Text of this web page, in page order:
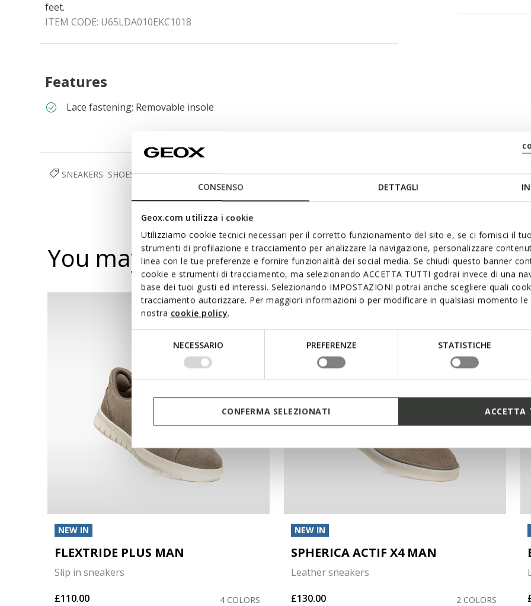
CONSENSO DETTAGLI
Geox.com utilizza i cookie
Utilizziamo cookie tecnici necessari per il corretto funzionamento del sito e, se ci fornisci il
strumenti di profilazione e tracciamento per analizzare la navigazione, personalizzare
linea con le tue preferenze e fornire funzionalità dei social media. Se chiudi questo banner
cookie e strumenti di tracciamento, ma selezionando ACCETTA TUTTI godrai invece di una
base dei tuoi gusti ed interessi. Selezionando IMPOSTAZIONI potrai anche scegliere quali
tracciamento autorizzare. Per maggiori informazioni o per modificare in qualsiasi momento
nostra cookie policy.
NECESSARIO PREFERENZE STATISTICHE
CONFERMA SELEZIONATI ACCETTA
feet.
ITEM CODE: U65LDA010EKC1018
Features
Lace fastening; Removable insole
SNEAKERS SHOES MAN
You may also like
NEW IN
FLEXTRIDE PLUS MAN
Slip in sneakers
£110.00
4 COLORS
NEW IN
SPHERICA ACTIF X4 MAN
Leather sneakers
£130.00
2 COLORS